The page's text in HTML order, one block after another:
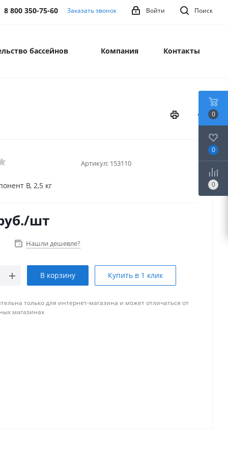
Поиск
Войти
8 800 350-75-60 Заказать звонок
бассейнов Компания Контакты
Артикул: 153110
В, 2,5 кг
/шт
Нашли дешевле?
В корзину Купить в 1 клик
только для интернет-магазина и может отличаться от
магазинах
0
0
0